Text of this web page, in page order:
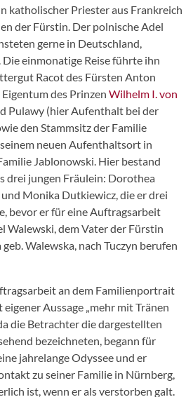
katholischer Priester aus Frankreich
der Fürstin. Der polnische Adel
gerne in Deutschland,
einmonatige Reise führte ihn
Racot des Fürsten Anton
des Prinzen Wilhelm I. von
Pulawy (hier Aufenthalt bei der
den Stammsitz der Familie
neuen Aufenthaltsort in
Jablonowski. Hier bestand
drei jungen Fräulein: Dorothea
Monika Dutkiewicz, die er drei
bevor er für eine Auftragsarbeit
Walewski, dem Vater der Fürstin
Walewska, nach Tuczyn berufen
an dem Familienportrait
Aussage „mehr mit Tränen
die Betrachter die dargestellten
bezeichneten, begann für
jahrelange Odyssee und er
zu seiner Familie in Nürnberg,
ist, wenn er als verstorben galt.